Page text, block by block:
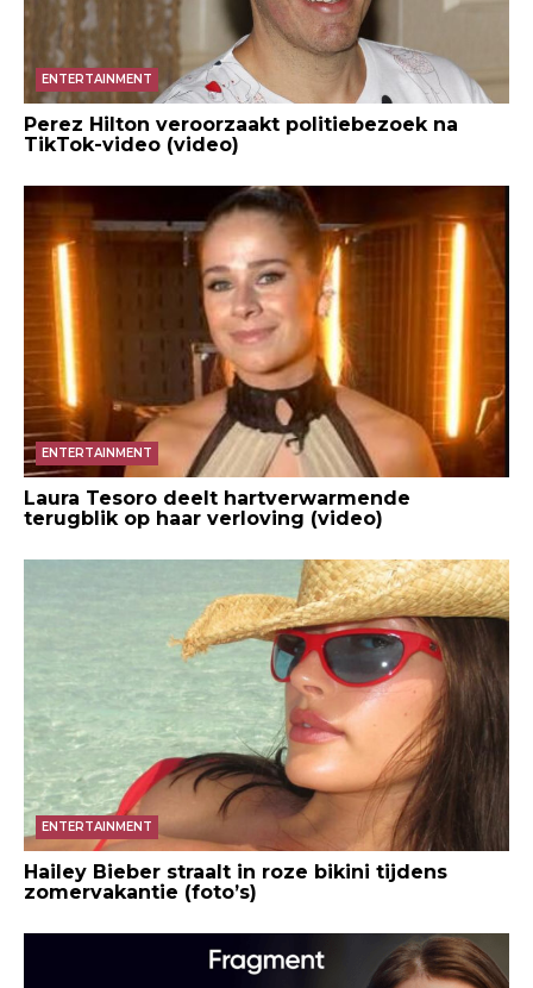
ENTERTAINMENT
Perez Hilton veroorzaakt politiebezoek na
TikTok-video (video)
ENTERTAINMENT
Laura Tesoro deelt hartverwarmende
terugblik op haar verloving (video)
ENTERTAINMENT
Hailey Bieber straalt in roze bikini tijdens
zomervakantie (foto’s)